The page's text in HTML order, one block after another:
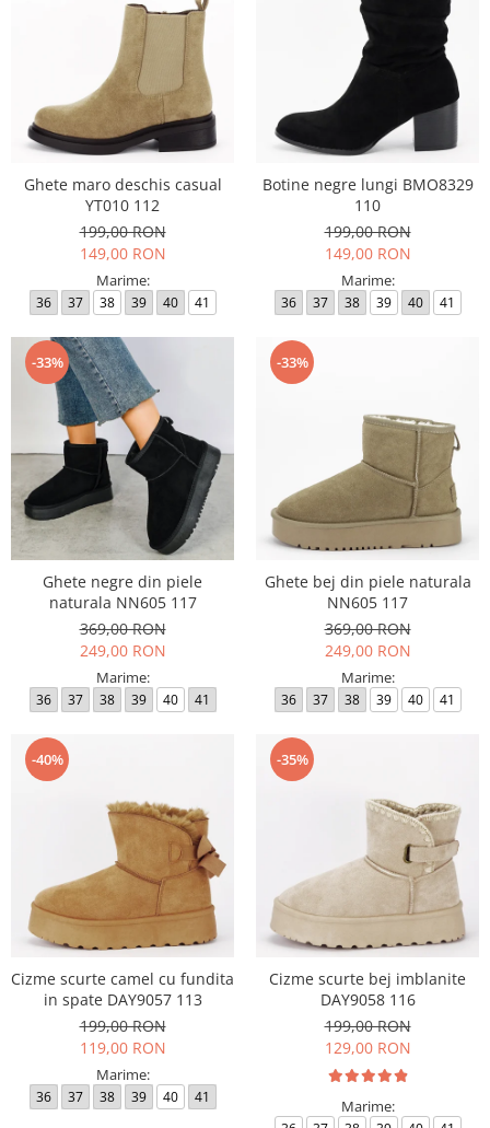
Ghete maro deschis casual
YT010 112
199,00 RON
149,00 RON
Marime:
36 37 38 39 40 41
Botine negre lungi BMO8329
110
199,00 RON
149,00 RON
Marime:
36 37 38 39 40 41
-33%
Ghete negre din piele
naturala NN605 117
369,00 RON
249,00 RON
Marime:
36 37 38 39 40 41
-33%
Ghete bej din piele naturala
NN605 117
369,00 RON
249,00 RON
Marime:
36 37 38 39 40 41
-40%
Cizme scurte camel cu fundita
in spate DAY9057 113
199,00 RON
119,00 RON
Marime:
36 37 38 39 40 41
-35%
Cizme scurte bej imblanite
DAY9058 116
199,00 RON
129,00 RON
Marime: